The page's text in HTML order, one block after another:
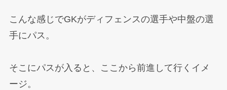
こんな感じでGKがディフェンスの選手や中盤の選
手にパス。
そこにパスが入ると、ここから前進して行くイメ
ージ。